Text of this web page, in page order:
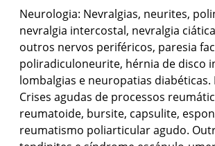
Neurologia: Nevralgias, neurites,
nevralgia intercostal, nevralgia
outros nervos periféricos, paresia
poliradiculoneurite, hérnia de disco
lombalgias e neuropatias diabéticas.
Crises agudas de processos
reumatoide, bursite, capsulite,
reumatismo poliarticular agudo.